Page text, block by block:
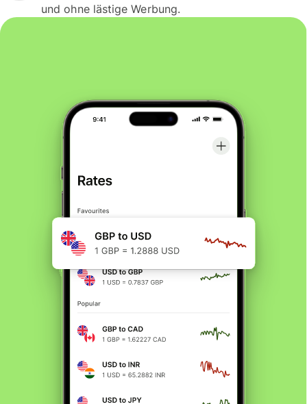
und ohne lästige Werbung.